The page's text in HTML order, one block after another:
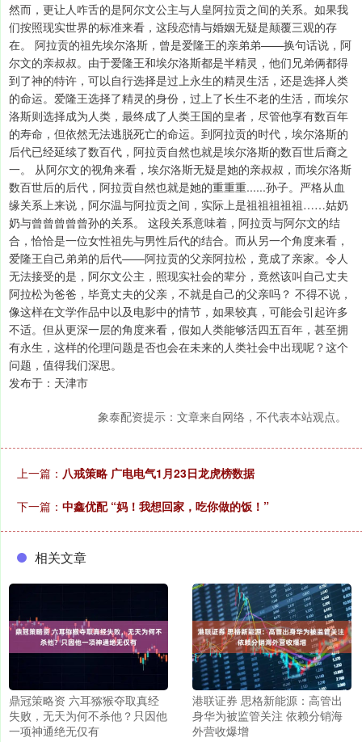
然而，更让人咋舌的是阿尔文公主与人皇阿拉贡之间的关系。如果我
们按照现实世界的标准来看，这段恋情与婚姻无疑是颠覆三观的存
在。 阿拉贡的祖先埃尔洛斯，曾是爱隆王的亲弟弟——换句话说，阿
尔文的亲叔叔。由于爱隆王和埃尔洛斯都是半精灵，他们兄弟俩都得
到了神的特许，可以自行选择是过上永生的精灵生活，还是选择人类
的命运。爱隆王选择了精灵的身份，过上了长生不老的生活，而埃尔
洛斯则选择成为人类，最终成了人类王国的皇者，尽管他享有数百年
的寿命，但依然无法逃脱死亡的命运。到阿拉贡的时代，埃尔洛斯的
后代已经延续了数百代，阿拉贡自然也就是埃尔洛斯的数百世后裔之
一。 从阿尔文的视角来看，埃尔洛斯无疑是她的亲叔叔，而埃尔洛斯
数百世后的后代，阿拉贡自然也就是她的重重重......孙子。严格从血
缘关系上来说，阿尔温与阿拉贡之间，实际上是祖祖祖祖祖……姑奶
奶与曾曾曾曾曾孙的关系。 这段关系意味着，阿拉贡与阿尔文的结
合，恰恰是一位女性祖先与男性后代的结合。而从另一个角度来看，
爱隆王自己弟弟的后代——阿拉贡的父亲阿拉松，竟成了亲家。令人
无法接受的是，阿尔文公主，照现实社会的辈分，竟然该叫自己丈夫
阿拉松为爸爸，毕竟丈夫的父亲，不就是自己的父亲吗？ 不得不说，
像这样在文学作品中以及电影中的情节，如果较真，可能会引起许多
不适。但从更深一层的角度来看，假如人类能够活四五百年，甚至拥
有永生，这样的伦理问题是否也会在未来的人类社会中出现呢？这个
问题，值得我们深思。
发布于：天津市
象泰配资提示：文章来自网络，不代表本站观点。
上一篇： 八戒策略 广电电气1月23日龙虎榜数据
下一篇： 中鑫优配 “妈！我想回家，吃你做的饭！”
相关文章
鼎冠策略资 六耳猕猴夺取真经
失败，无天为何不杀他？只因他
一项神通绝无仅有
港联证券 思格新能源：高管出
身华为被监管关注 依赖分销海
外营收爆增